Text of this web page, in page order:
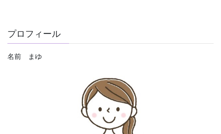
プロフィール
名前 まゆ